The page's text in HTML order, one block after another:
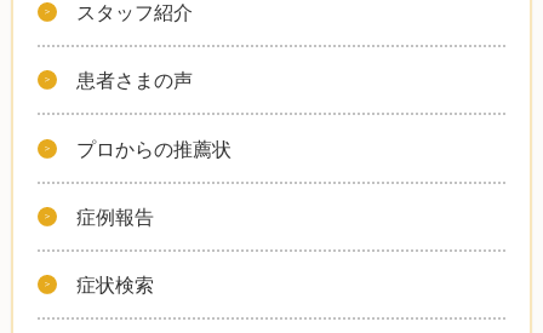
スタッフ紹介
患者さまの声
プロからの推薦状
症例報告
症状検索